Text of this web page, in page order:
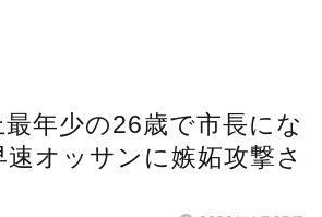
最年少の26歳で市長にな
速オッサンに嫉妬攻撃さ